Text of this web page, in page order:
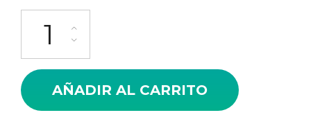
AÑADIR AL CARRITO